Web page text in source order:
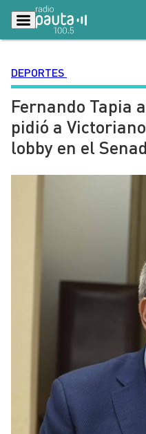
Podcasts
Lo Último
Ciudad
Contenido
DEPORTES
Fernando Tapia
pidió a
lobby en el